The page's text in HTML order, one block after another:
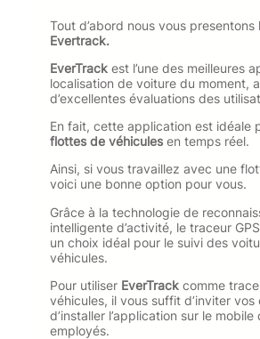
Tout d’abord nous vous presentons
Evertrack.
EverTrack est l’une des meilleures
localisation de voiture du moment,
d’excellentes évaluations des
En fait, cette application est idéale
flottes de véhicules en temps réel.
Ainsi, si vous travaillez avec une
voici une bonne option pour vous.
Grâce à la technologie de
intelligente d’activité, le traceur GPS
un choix idéal pour le suivi des
véhicules.
Pour utiliser EverTrack comme
véhicules, il vous suffit d’inviter
d’installer l’application sur le mobile
employés.